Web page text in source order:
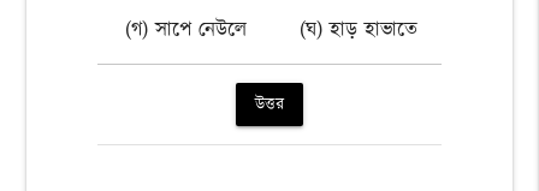
(গ) সাপে নেউলে (ঘ) হাড় হাভাতে
উত্তর